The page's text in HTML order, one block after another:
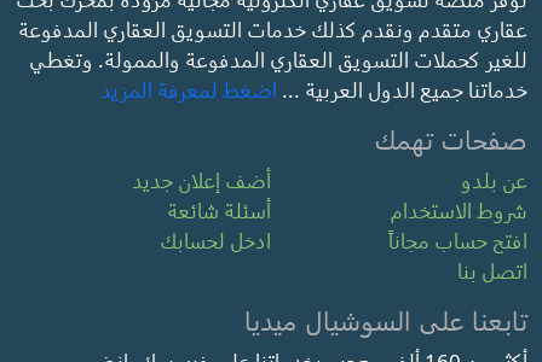
عقاري متقدم ونقدم كذلك خدمات التسويق العقاري المدفوعة
للغير كحملات التسويق العقاري المدفوعة والممولة. وتغطي
خدماتنا جميع الدول العربية ... اضغط لمعرفة المزيد
صفحات تهمك
عن بلدو
أضف إعلان جديد
شروط الاستخدام
أسئلة شائعة
افتح حساب مجاناً
ادخل لحسابك
اتصل بنا
تابعنا على السوشيال ميديا